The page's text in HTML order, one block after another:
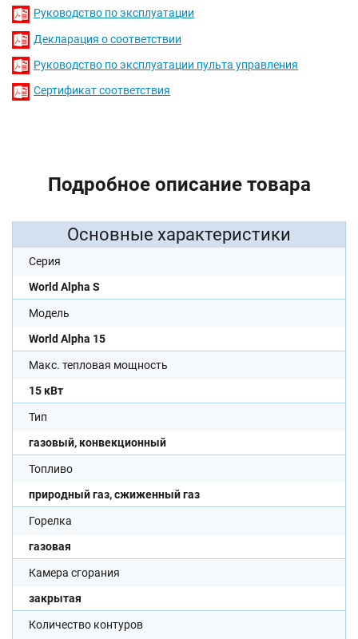
Руководство по эксплуатации
Декларация о соответствии
Руководство по эксплуатации пульта управления
Сертификат соответствия
Подробное описание товара
Основные характеристики
Серия
World Alpha S
Модель
World Alpha 15
Макс. тепловая мощность
15 кВт
Тип
газовый, конвекционный
Топливо
природный газ, сжиженный газ
Горелка
газовая
Камера сгорания
закрытая
Количество контуров